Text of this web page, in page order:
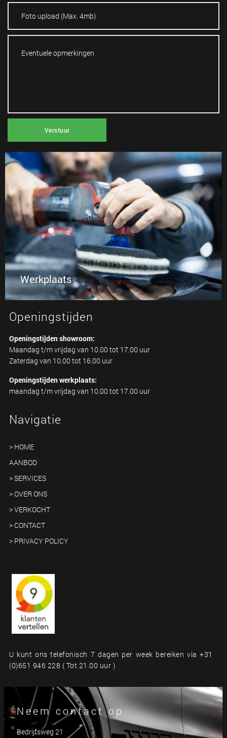
Foto upload (Max. 4mb)
Verstuur
Werkplaats
Werkplaats
Met goed en tijdig onderhoud voorkomt u reparaties.
Bovendien is het onderhouden van uw auto belangrijk voor
uw veiligheid. Bij Autohuis Nijmegen zorgen wij ervoor dat
iedere auto in topconditie wordt gebracht.
Openingstijden
Openingstijden showroom:
Maandag t/m vrijdag van 10.00 tot 17.00 uur
Zaterdag van 10.00 tot 16.00 uur
Openingstijden werkplaats:
maandag t/m vrijdag van 10.00 tot 17.00 uur
Navigatie
> HOME
AANBOD
> SERVICES
> OVER ONS
> VERKOCHT
> CONTACT
> PRIVACY POLICY
U kunt ons telefonisch 7 dagen per week bereiken via +31
(0)651 946 228 ( Tot 21.00 uur )
Neem contact op
Bedrijfsweg 21